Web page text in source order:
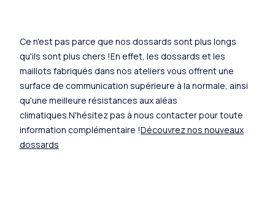
Ce n'est pas parce que nos dossards sont plus longs
qu'ils sont plus chers !En effet, les dossards et les
maillots fabriqués dans nos ateliers vous offrent une
surface de communication supérieure à la normale, ainsi
qu'une meilleure résistances aux aléas
climatiques.N'hésitez pas à nous contacter pour toute
information complémentaire !Découvrez nos nouveaux
dossards